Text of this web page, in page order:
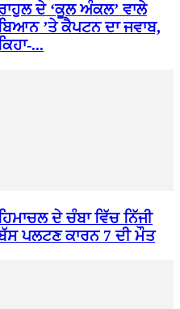
ਦੇ ‘ਕੂਲ ਅੰਕਲ’ ਵਾਲੇ
’ਤੇ ਕੈਪਟਨ ਦਾ ਜਵਾਬ,
...
ਦੇ ਚੰਬਾ ਵਿੱਚ ਨਿੱਜੀ
ਪਲਟਣ ਕਾਰਨ 7 ਦੀ ਮੌਤ